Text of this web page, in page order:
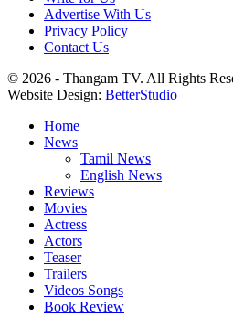
Advertise With Us
Privacy Policy
Contact Us
© 2026 - Thangam TV. All Rights
Website Design: BetterStudio
Home
News
Tamil News
English News
Reviews
Movies
Actress
Actors
Teaser
Trailers
Videos Songs
Book Review